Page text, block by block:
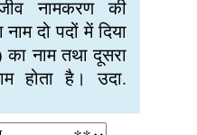
जीव नामकरण की
दो पदों में दिया
नाम तथा दूसरा
होता है। उदा.